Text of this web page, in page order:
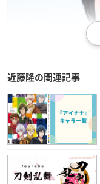
近藤隆の関連記事